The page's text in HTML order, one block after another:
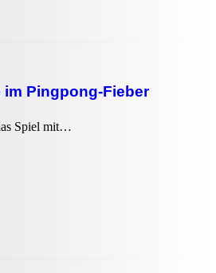
im Pingpong-Fieber
Spiel mit…